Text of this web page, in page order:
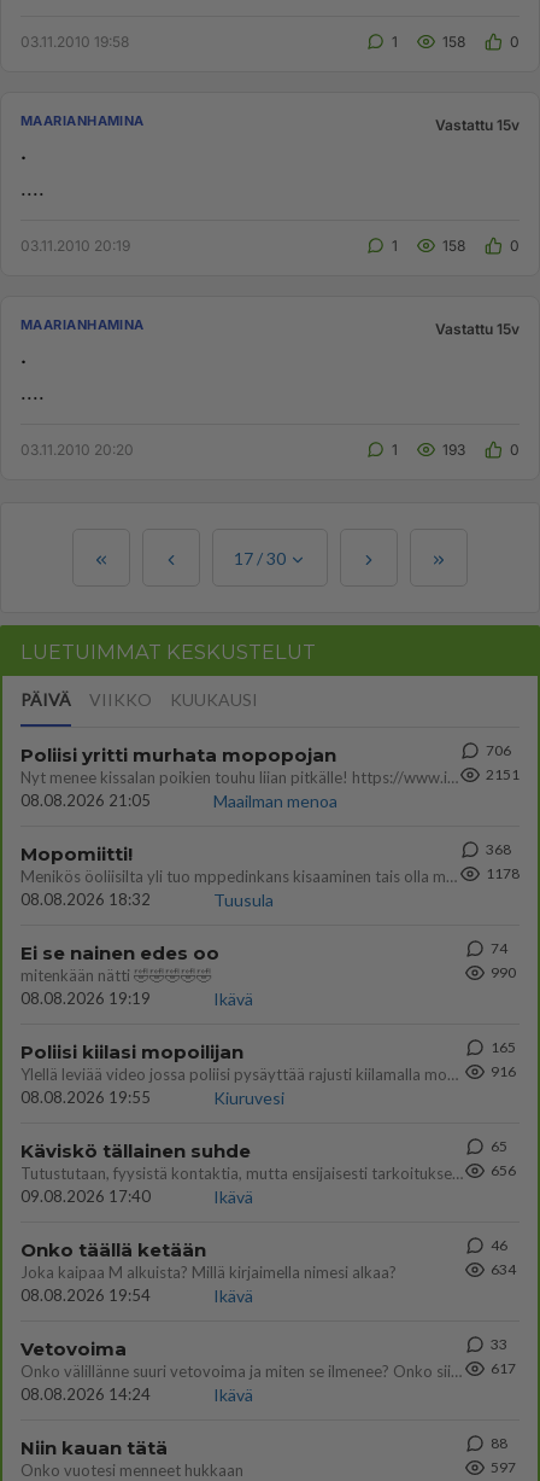
03.11.2010 19:58 1 158 0
MAARIANHAMINA Vastattu 15v
.
....
03.11.2010 20:19 1 158 0
MAARIANHAMINA Vastattu 15v
.
....
03.11.2010 20:20 1 193 0
17 /30
LUETUIMMAT KESKUSTELUT
PÄIVÄ VIIKKO KUUKAUSI
Poliisi yritti murhata mopopojan
Nyt menee kissalan poikien touhu liian pitkälle! https://www.is.fi/kotimaa/art-2000012193221.html Karu video mopomiiti
08.08.2026 21:05
Maailman menoa
706
2151
Mopomiitti!
Menikös öoliisilta yli tuo mppedinkans kisaaminen tais olla melkoinen riski vahigoittaa tarpeettomasti jopa kuolla tuoss
08.08.2026 18:32
Tuusula
368
1178
Ei se nainen edes oo
mitenkään nätti 🤣🤣🤣🤣🤣
08.08.2026 19:19
Ikävä
74
990
Poliisi kiilasi mopoilijan
Ylellä leviää video jossa poliisi pysäyttää rajusti kiilamalla mopo pojan. Toivottavasti poliisi ottaa tuosta mallia myö
08.08.2026 19:55
Kiuruvesi
165
916
Käviskö tällainen suhde
Tutustutaan, fyysistä kontaktia, mutta ensijaisesti tarkoituksena ei ole aloittaa mitään virallista tai rikkoa mitään? E
09.08.2026 17:40
Ikävä
65
656
Onko täällä ketään
Joka kaipaa M alkuista? Millä kirjaimella nimesi alkaa?
08.08.2026 19:54
Ikävä
46
634
Vetovoima
Onko välillänne suuri vetovoima ja miten se ilmenee? Onko siitä haittaa?
08.08.2026 14:24
Ikävä
33
617
Niin kauan tätä
Onko vuotesi menneet hukkaan
88
597